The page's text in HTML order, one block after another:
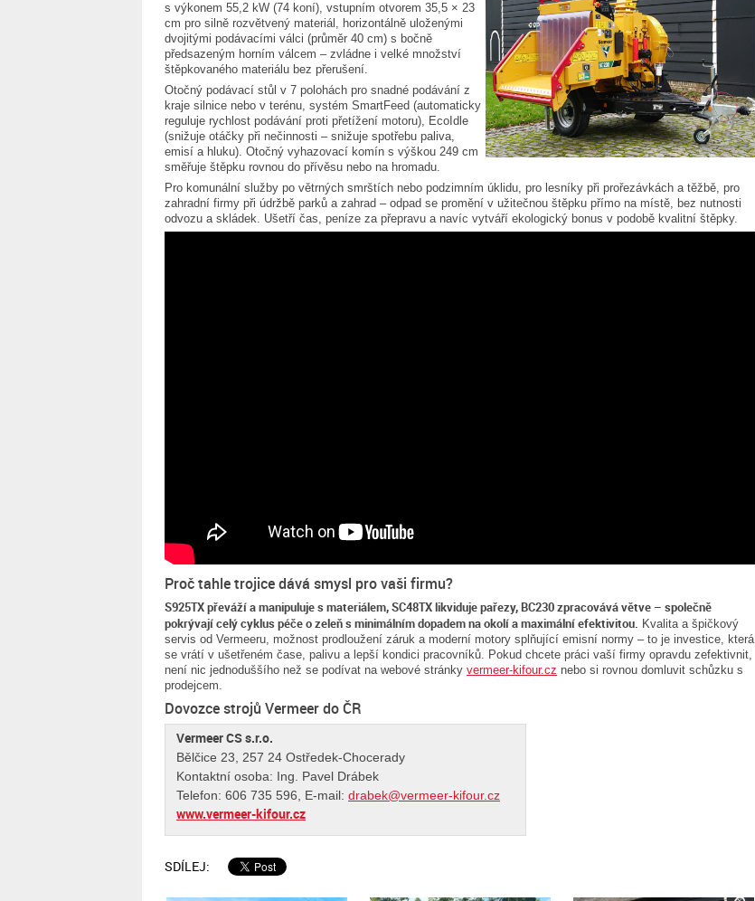
s výkonem 55,2 kW (74 koní), vstupním otvorem 35,5 × 23
cm pro silně rozvětvený materiál, horizontálně uloženými
dvojitými podávacími válci (průměr 40 cm) s bočně
předsazeným horním válcem – zvládne i velké množství
štěpkovaného materiálu bez přerušení.
Otočný podávací stůl v 7 polohách pro snadné podávání z
kraje silnice nebo v terénu, systém SmartFeed (automaticky
reguluje rychlost podávání proti přetížení motoru), EcoIdle
(snižuje otáčky při nečinnosti – snižuje spotřebu paliva,
emisí a hluku). Otočný vyhazovací komín s výškou 249 cm
směřuje štěpku rovnou do přívěsu nebo na hromadu.
Pro komunální služby po větrných smrštích nebo podzimním úklidu, pro lesníky při prořezávkách a těžbě, pro
zahradní firmy při údržbě parků a zahrad – odpad se promění v užitečnou štěpku přímo na místě, bez nutnosti
odvozu a skládek. Ušetří čas, peníze za přepravu a navíc vytváří ekologický bonus v podobě kvalitní štěpky.
Proč tahle trojice dává smysl pro vaši firmu?
S925TX převáží a manipuluje s materiálem, SC48TX likviduje pařezy, BC230 zpracovává větve – společně
pokrývají celý cyklus péče o zeleň s minimálním dopadem na okolí a maximální efektivitou. Kvalita a špičkový
servis od Vermeeru, možnost prodloužení záruk a moderní motory splňující emisní normy – to je investice, která
se vrátí v ušetřeném čase, palivu a lepší kondici pracovníků. Pokud chcete práci vaší firmy opravdu zefektivnit,
není nic jednoduššího než se podívat na webové stránky vermeer-kifour.cz nebo si rovnou domluvit schůzku s
prodejcem.
Dovozce strojů Vermeer do ČR
Vermeer CS s.r.o.
Bělčice 23, 257 24 Ostředek-Chocerady
Kontaktní osoba: Ing. Pavel Drábek
Telefon: 606 735 596, E-mail: drabek@vermeer-kifour.cz
www.vermeer-kifour.cz
SDÍLEJ: